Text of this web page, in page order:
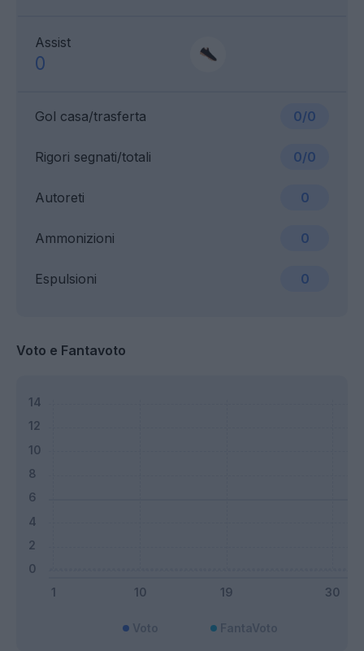
Assist
0
Gol casa/trasferta 0/0
Ammonizioni 0
Rigori segnati/totali 0/0
Espulsioni 0
Autoreti 0
Voto e Fantavoto